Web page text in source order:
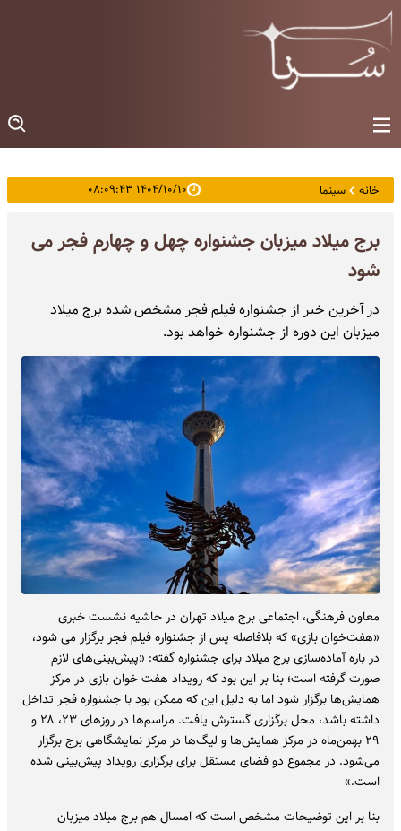
خانه سینما ۱۴۰۴/۱۰/۱۰ ۰۸:۰۹:۴۳
برج میلاد میزبان جشنواره چهل و چهارم فجر می
شود
در آخرین خبر از جشنواره فیلم فجر مشخص شده برج میلاد
میزبان این دوره از جشنواره خواهد بود.
معاون فرهنگی، اجتماعی برج میلاد تهران در حاشیه نشست خبری
«هفت‌خوان بازی» که بلافاصله پس از جشنواره فیلم فجر برگزار می شود،
در باره آماده‌سازی برج میلاد برای جشنواره گفته: «پیش‌بینی‌های لازم
صورت گرفته است؛ بنا بر این بود که رویداد هفت خوان بازی در مرکز
همایش‌ها برگزار شود اما به دلیل این که ممکن بود با جشنواره فجر تداخل
داشته باشد، محل برگزاری گسترش یافت. مراسم‌ها در روزهای ۲۳، ۲۸ و
۲۹ بهمن‌ماه در مرکز همایش‌ها و لیگ‌ها در مرکز نمایشگاهی برج برگزار
می‌شود. در مجموع دو فضای مستقل برای برگزاری رویداد پیش‌بینی شده
است.»
بنا بر این توضیحات مشخص است که امسال هم برج میلاد میزبان